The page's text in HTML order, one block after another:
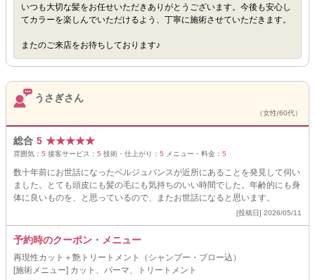
いつも大切な髪をお任せいただきありがとうございます。今後も安心し
てカラーを楽しんでいただけるよう、丁寧に施術させていただきます。
またのご来店をお待ちしております♪
うさぎさん
（女性/60代）
総合 5 ★★★★★
雰囲気： 5 接客サービス： 5 技術・仕上がり： 5 メニュー・料金： 5
数十年前にお世話になったベルジュバンスが近所にあることを発見して伺い
ました。とても頭皮にも髪の毛にも気持ちのいい時間でした。年齢的にも身
体に良いものを、と思っているので、またお世話になると思います。
[投稿日] 2026/05/11
予約時のクーポン・メニュー
再現性カット＋艶トリートメント（シャンプー・ブロー込）
[施術メニュー] カット、パーマ、トリートメント